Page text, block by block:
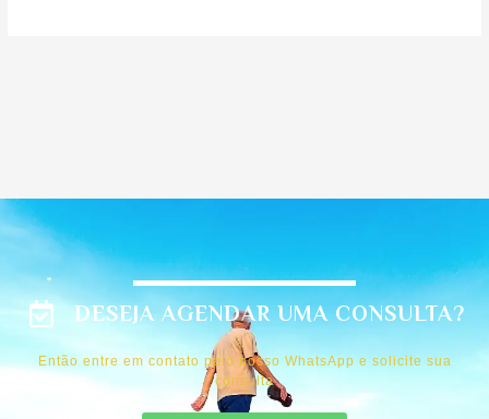
DESEJA AGENDAR UMA CONSULTA?
Então entre em contato pelo nosso WhatsApp e solicite sua
consulta